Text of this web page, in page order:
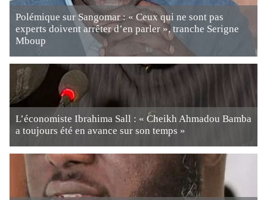
Polémique sur Sangomar : « Ceux qui ne sont pas
experts doivent arrêter d’en parler », tranche Serigne
Mboup
L’économiste Ibrahima Sall : « Cheikh Ahmadou Bamba
a toujours été en avance sur son temps »